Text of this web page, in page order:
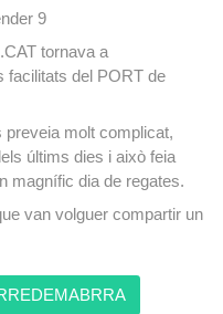
tornava a
facilitats del PORT de
preveia molt complicat,
últims dies i això feia
magnífic dia de regates.
van volguer compartir un